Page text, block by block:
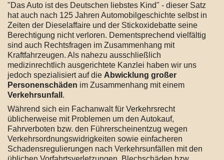
"Das Auto ist des Deutschen liebstes Kind" - dieser Satz
hat auch nach 125 Jahren Automobilgeschichte selbst in
Zeiten der Dieselaffaire und der Stickoxidebatte seine
Berechtigung nicht verloren. Dementsprechend vielfältig
sind auch Rechtsfragen im Zusammenhang mit
Kraftfahrzeugen. Als nahezu ausschließlich
medizinrechtlich ausgerichtete Kanzlei haben wir uns
jedoch spezialisiert auf die Abwicklung großer
Personenschäden im Zusammenhang mit einem
Verkehrsunfall .
Während sich ein Fachanwalt für Verkehrsrecht
üblicherweise mit Problemen um den Autokauf,
Fahrverboten bzw. den Führerscheinentzug wegen
Verkehrsordnungswidrigkeiten sowie einfacheren
Schadensregulierungen nach Verkehrsunfällen mit den